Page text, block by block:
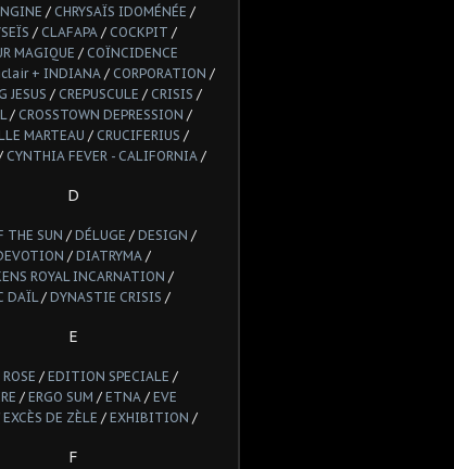
/ CHRYSAÏS IDOMÉNÉE /
/ CLAFAPA/ COCKPIT /
MAGIQUE / COÏNCIDENCE
+ INDIANA/ CORPORATION /
JESUS / CREPUSCULE / CRISIS /
/ CROSSTOWN DEPRESSION /
MARTEAU / CRUCIFERIUS /
CYNTHIA FEVER - CALIFORNIA/
D
THE SUN / DÉLUGE / DESIGN /
/ DIATRYMA /
ROYAL INCARNATION /
DAÏL/ DYNASTIE CRISIS /
E
/ EDITION SPECIALE /
/ ERGO SUM / ETNA/ EVE
EXCÈS DE ZÈLE / EXHIBITION /
F